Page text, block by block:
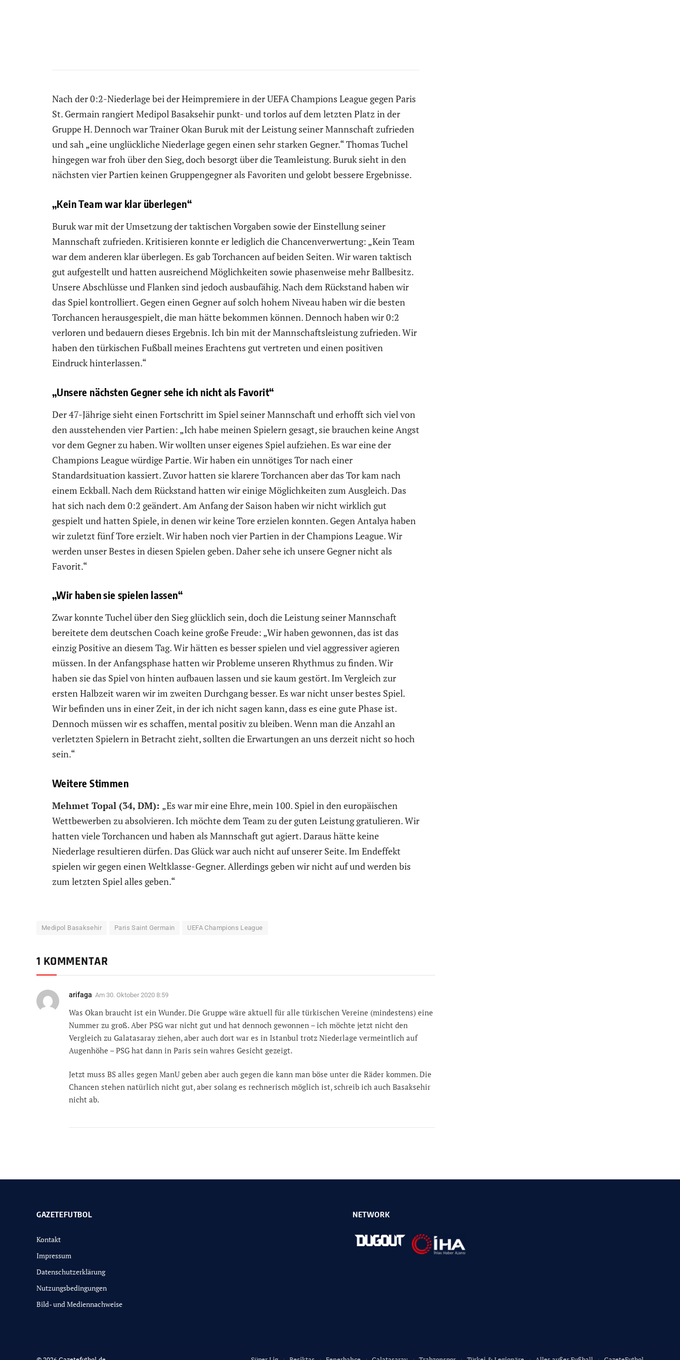
Nach der 0:2-Niederlage bei der Heimpremiere in der UEFA Champions League gegen Paris
St. Germain rangiert Medipol Basaksehir punkt- und torlos auf dem letzten Platz in der
Gruppe H. Dennoch war Trainer Okan Buruk mit der Leistung seiner Mannschaft zufrieden
und sah „eine unglückliche Niederlage gegen einen sehr starken Gegner.“ Thomas Tuchel
hingegen war froh über den Sieg, doch besorgt über die Teamleistung. Buruk sieht in den
nächsten vier Partien keinen Gruppengegner als Favoriten und gelobt bessere Ergebnisse.
„Kein Team war klar überlegen“
Buruk war mit der Umsetzung der taktischen Vorgaben sowie der Einstellung seiner
Mannschaft zufrieden. Kritisieren konnte er lediglich die Chancenverwertung: „Kein Team
war dem anderen klar überlegen. Es gab Torchancen auf beiden Seiten. Wir waren taktisch
gut aufgestellt und hatten ausreichend Möglichkeiten sowie phasenweise mehr Ballbesitz.
Unsere Abschlüsse und Flanken sind jedoch ausbaufähig. Nach dem Rückstand haben wir
das Spiel kontrolliert. Gegen einen Gegner auf solch hohem Niveau haben wir die besten
Torchancen herausgespielt, die man hätte bekommen können. Dennoch haben wir 0:2
verloren und bedauern dieses Ergebnis. Ich bin mit der Mannschaftsleistung zufrieden. Wir
haben den türkischen Fußball meines Erachtens gut vertreten und einen positiven
Eindruck hinterlassen.“
„Unsere nächsten Gegner sehe ich nicht als Favorit“
Der 47-Jährige sieht einen Fortschritt im Spiel seiner Mannschaft und erhofft sich viel von
den ausstehenden vier Partien: „Ich habe meinen Spielern gesagt, sie brauchen keine Angst
vor dem Gegner zu haben. Wir wollten unser eigenes Spiel aufziehen. Es war eine der
Champions League würdige Partie. Wir haben ein unnötiges Tor nach einer
Standardsituation kassiert. Zuvor hatten sie klarere Torchancen aber das Tor kam nach
einem Eckball. Nach dem Rückstand hatten wir einige Möglichkeiten zum Ausgleich. Das
hat sich nach dem 0:2 geändert. Am Anfang der Saison haben wir nicht wirklich gut
gespielt und hatten Spiele, in denen wir keine Tore erzielen konnten. Gegen Antalya haben
wir zuletzt fünf Tore erzielt. Wir haben noch vier Partien in der Champions League. Wir
werden unser Bestes in diesen Spielen geben. Daher sehe ich unsere Gegner nicht als
Favorit.“
„Wir haben sie spielen lassen“
Zwar konnte Tuchel über den Sieg glücklich sein, doch die Leistung seiner Mannschaft
bereitete dem deutschen Coach keine große Freude: „Wir haben gewonnen, das ist das
einzig Positive an diesem Tag. Wir hätten es besser spielen und viel aggressiver agieren
müssen. In der Anfangsphase hatten wir Probleme unseren Rhythmus zu finden. Wir
haben sie das Spiel von hinten aufbauen lassen und sie kaum gestört. Im Vergleich zur
ersten Halbzeit waren wir im zweiten Durchgang besser. Es war nicht unser bestes Spiel.
Wir befinden uns in einer Zeit, in der ich nicht sagen kann, dass es eine gute Phase ist.
Dennoch müssen wir es schaffen, mental positiv zu bleiben. Wenn man die Anzahl an
verletzten Spielern in Betracht zieht, sollten die Erwartungen an uns derzeit nicht so hoch
sein.“
Weitere Stimmen
Mehmet Topal (34, DM): „Es war mir eine Ehre, mein 100. Spiel in den europäischen
Wettbewerben zu absolvieren. Ich möchte dem Team zu der guten Leistung gratulieren. Wir
hatten viele Torchancen und haben als Mannschaft gut agiert. Daraus hätte keine
Niederlage resultieren dürfen. Das Glück war auch nicht auf unserer Seite. Im Endeffekt
spielen wir gegen einen Weltklasse-Gegner. Allerdings geben wir nicht auf und werden bis
zum letzten Spiel alles geben.“
Medipol Basaksehir Paris Saint Germain UEFA Champions League
1 KOMMENTAR
arifaga Am 30. Oktober 2020 8:59
Was Okan braucht ist ein Wunder. Die Gruppe wäre aktuell für alle türkischen Vereine (mindestens) eine
Nummer zu groß. Aber PSG war nicht gut und hat dennoch gewonnen – ich möchte jetzt nicht den
Vergleich zu Galatasaray ziehen, aber auch dort war es in Istanbul trotz Niederlage vermeintlich auf
Augenhöhe – PSG hat dann in Paris sein wahres Gesicht gezeigt.
Jetzt muss BS alles gegen ManU geben aber auch gegen die kann man böse unter die Räder kommen. Die
Chancen stehen natürlich nicht gut, aber solang es rechnerisch möglich ist, schreib ich auch Basaksehir
nicht ab.
GAZETEFUTBOL
Kontakt
Impressum
Datenschutzerklärung
Nutzungsbedingungen
Bild- und Mediennachweise
NETWORK